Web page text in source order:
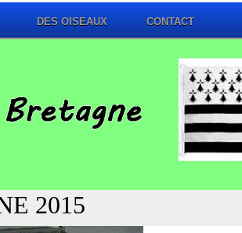
DES OISEAUX CONTACT
2015